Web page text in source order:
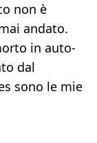
non è
andato.
in auto-
dal
sono le mie